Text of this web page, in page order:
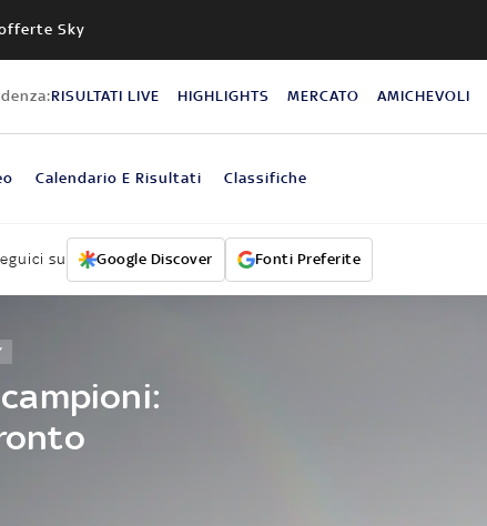
Sky
RISULTATI LIVE HIGHLIGHTS MERCATO AMICHEVOLI
Calendario E Risultati Classifiche
su Google Discover Fonti Preferite